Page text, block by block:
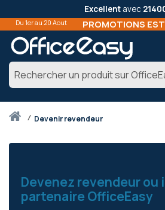
Excellentavec
Du 1er au 20 Aout PROMOTIONS
Accueildevenir revendeur
Devenez revendeur
partenaire OfficeEasy